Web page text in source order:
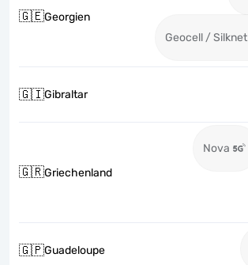
🇬🇪Georgien
Geocell / Silknet
🇬🇮Gibraltar
🇬🇷Griechenland
Nova
🇬🇵Guadeloupe